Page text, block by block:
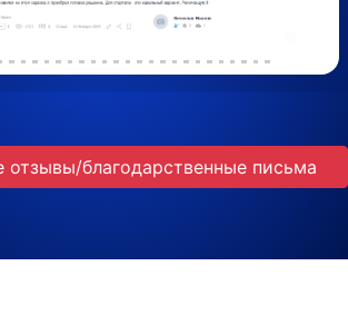
отзывы/благодарственные письма